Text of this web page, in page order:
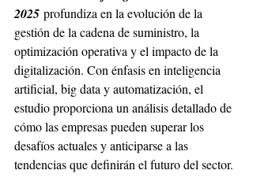
2025 profundiza en la evolución de la
gestión de la cadena de suministro, la
optimización operativa y el impacto de la
digitalización. Con énfasis en inteligencia
artificial, big data y automatización, el
estudio proporciona un análisis detallado de
cómo las empresas pueden superar los
desafíos actuales y anticiparse a las
tendencias que definirán el futuro del sector.